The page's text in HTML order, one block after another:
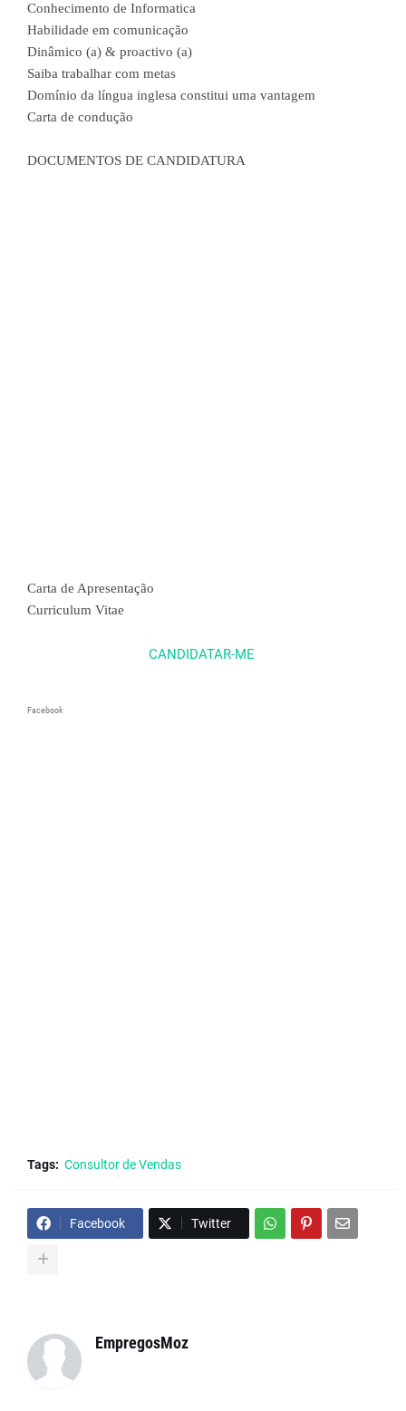
Conhecimento de Informatica
Habilidade em comunicação
Dinâmico (a) & proactivo (a)
Saiba trabalhar com metas
Domínio da língua inglesa constitui uma vantagem
Carta de condução
DOCUMENTOS DE CANDIDATURA
Carta de Apresentação
Curriculum Vitae
CANDIDATAR-ME
Facebook
Tags: Consultor de Vendas
Facebook Twitter
EmpregosMoz